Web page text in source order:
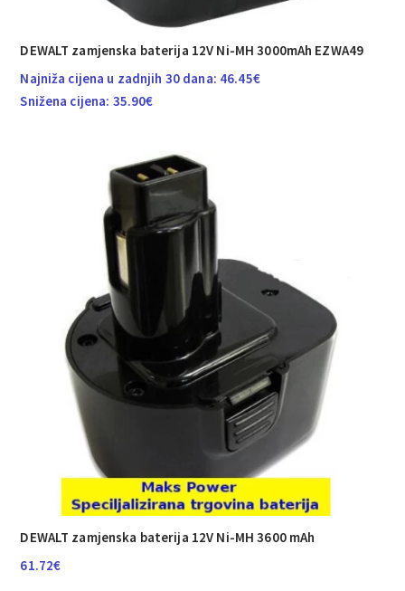
DEWALT zamjenska baterija 12V Ni-MH 3000mAh EZWA49
Najniža cijena u zadnjih 30 dana: 46.45€
Snižena cijena: 35.90€
DEWALT zamjenska baterija 12V Ni-MH 3600 mAh
61.72€